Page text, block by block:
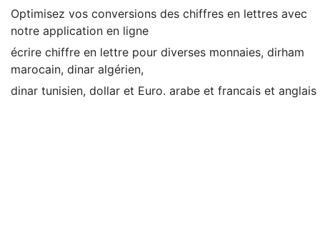
Optimisez vos conversions des chiffres en lettres avec
notre application en ligne
écrire chiffre en lettre pour diverses monnaies, dirham
marocain, dinar algérien,
dinar tunisien, dollar et Euro. arabe et francais et anglais